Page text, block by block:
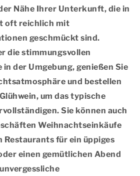
Nähe Ihrer Unterkunft, die in
oft reichlich mit
geschmückt sind.
die stimmungsvollen
der Umgebung, genießen Sie
und bestellen
um das typische
Sie können auch
Weihnachtseinkäufe
Restaurants für ein üppiges
einen gemütlichen Abend